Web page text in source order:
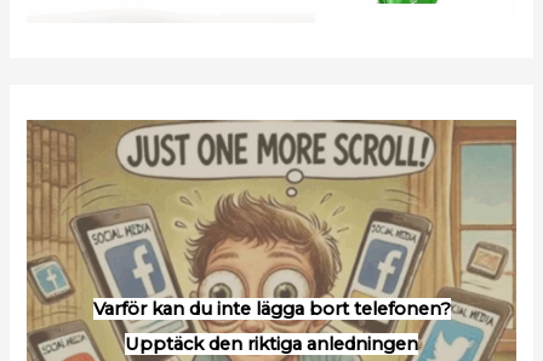
Varför kan du inte lägga bort telefonen?
Upptäck den riktiga anledningen